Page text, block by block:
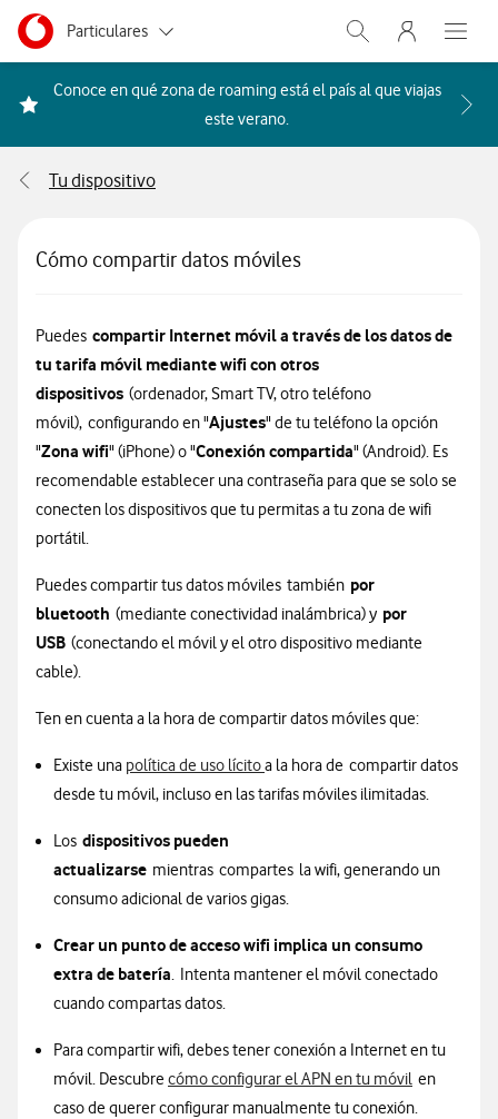
Ir a la pagina principal de vodafone.es
Menu navegación Segmento
Particulares
Autónomos
Grandes empresas
Abrir buscador.
Menu
Abre
Conoce en qué zona de roaming está el país al que viajas
este verano. Acceder a la FAQ Qué
Tu dispositivo
Cómo compartir datos móviles
Puedes compartir Internet móvil a través de los datos de
tu tarifa móvil mediante wifi con otros
dispositivos (ordenador, Smart TV, otro teléfono
móvil), configurando en "Ajustes" de tu teléfono la opción
"Zona wifi" (iPhone) o "Conexión compartida" (Android). Es
recomendable establecer una contraseña para que se solo se
conecten los dispositivos que tu permitas a tu zona de wifi
portátil.
Puedes compartir tus datos móviles también por
bluetooth (mediante conectividad inalámbrica) y por
USB (conectando el móvil y el otro dispositivo mediante
cable).
Ten en cuenta a la hora de compartir datos móviles que:
Existe una política de uso lícitoa la hora de compartir datos
desde tu móvil, incluso en las tarifas móviles ilimitadas.
Los dispositivos pueden
actualizarse mientras compartes la wifi, generando un
consumo adicional de varios gigas.
Crear un punto de acceso wifi implica un consumo
extra de batería. Intenta mantener el móvil conectado
cuando compartas datos.
Para compartir wifi, debes tener conexión a Internet en tu
móvil. Descubrecómo configurar el APN en tu móvil en
caso de querer configurar manualmente tu conexión.